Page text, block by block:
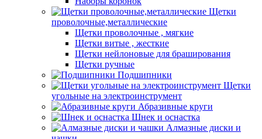
Щетки
проволочные,металлические
Щетки проволочные , мягкие
Щетки витые , жесткие
Щетки нейлоновые для браширования
Щетки ручные
Подшипники
Щетки
угольные на электроинструмент
Абразивные круги
Шнек и оснастка
Алмазные диски и